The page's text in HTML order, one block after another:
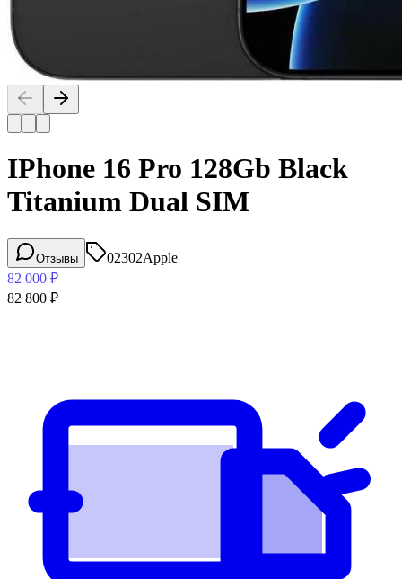
IPhone 16 Pro 128Gb Black
Titanium Dual SIM
Отзывы 02302Apple
82 000 ₽
82 800 ₽